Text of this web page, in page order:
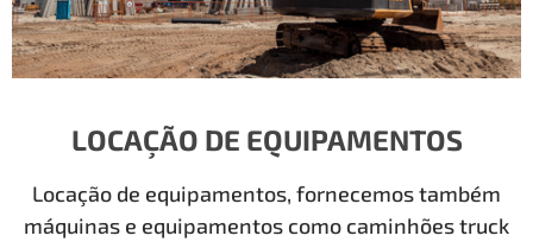
LOCAÇÃO DE EQUIPAMENTOS
Locação de equipamentos, fornecemos também
máquinas e equipamentos como caminhões truck